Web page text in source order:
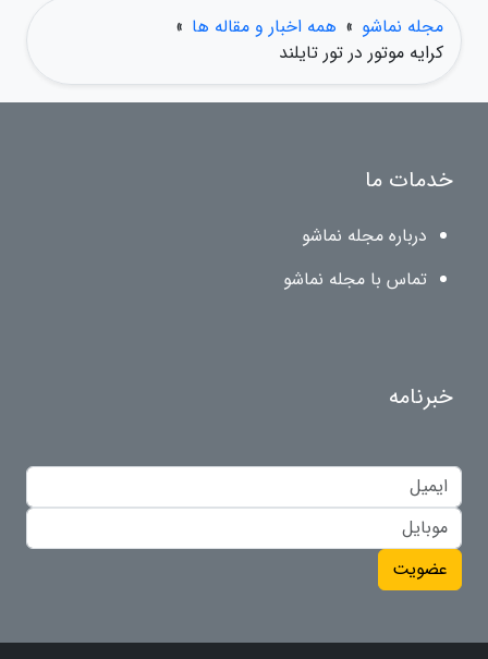
مجله نماشو » همه اخبار و مقاله ها »
کرایه موتور در تور تایلند
خدمات ما
درباره مجله نماشو
تماس با مجله نماشو
خبرنامه
عضویت